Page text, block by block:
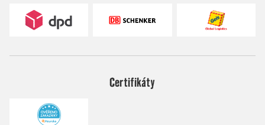
Certifikáty